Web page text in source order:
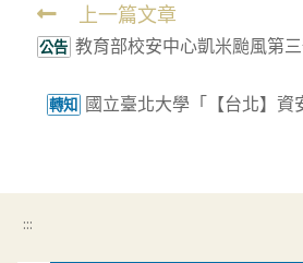
Read
more
上一篇文章
公告 教育部校安中心凱米颱風第
轉知 國立臺北大學「【台北】資
:::